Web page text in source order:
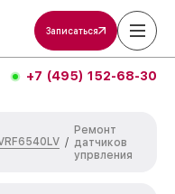
Записаться
+7 (495) 152-68-30
/
Ремонт
датчиков
упрвления